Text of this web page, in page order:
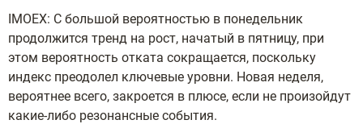
IMOEX: С большой вероятностью в понедельник
продолжится тренд на рост, начатый в пятницу, при
этом вероятность отката сокращается, поскольку
индекс преодолел ключевые уровни. Новая неделя,
вероятнее всего, закроется в плюсе, если не произойдут
какие-либо резонансные события.